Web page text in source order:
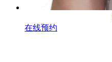
在线预约